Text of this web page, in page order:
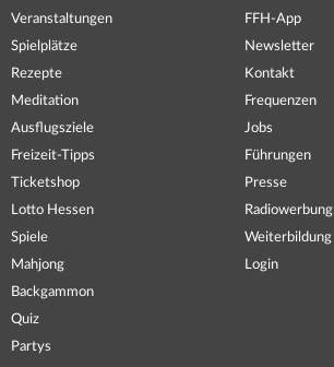
Veranstaltungen
Spielplätze
Rezepte
Meditation
Ausflugsziele
Freizeit-Tipps
Ticketshop
Lotto Hessen
Spiele
Mahjong
Backgammon
Quiz
Partys
FFH-App
Newsletter
Kontakt
Frequenzen
Jobs
Führungen
Presse
Radiowerbung
Weiterbildung
Login